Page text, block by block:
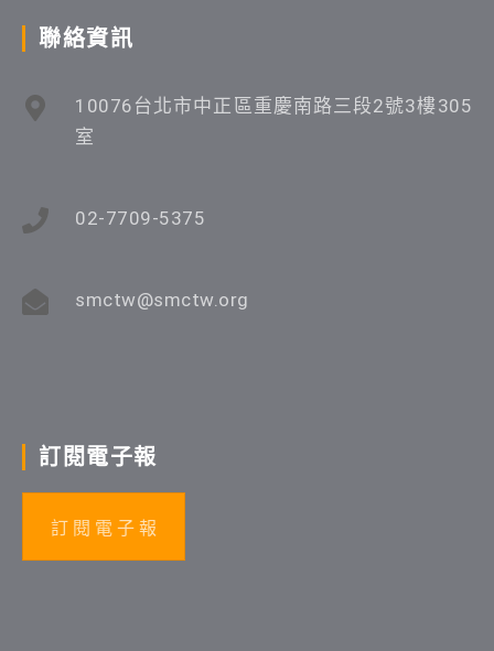
聯絡資訊
10076台北市中正區重慶南路三段2號3樓305
室
02-7709-5375
smctw@smctw.org
訂閱電子報
訂 閱 電 子 報